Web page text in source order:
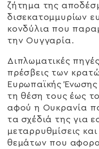
ζήτημα της
δισεκατομμυρίων
κονδύλια που
την Ουγγαρία.
Διπλωματικές
πρέσβεις των
Ευρωπαϊκής
τη θέση τους έως
αφού η Ουκρανία
τα σχέδιά της για
μεταρρυθμίσεις
θεμάτων που